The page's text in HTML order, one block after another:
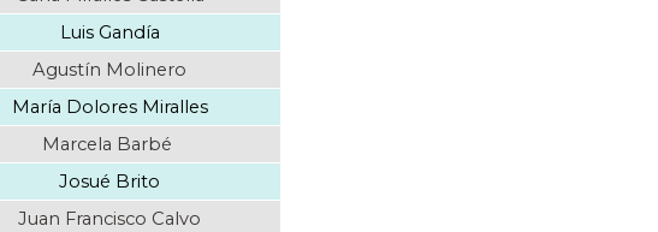
Luis Gandía
Agustín Molinero
María Dolores Miralles
Marcela Barbé
Josué Brito
Juan Francisco Calvo